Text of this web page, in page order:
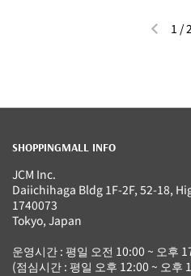
이전 슬
1 /2
SHOPPINGMALL INFO
JCM Inc.
Daiichihaga Bldg 1F-2F, 52-18,
1740073
Tokyo, Japan
운영시간 : 평일 오전 10:00 ~ 오후
(점심시간 : 평일 오후 12:00 ~ 오후